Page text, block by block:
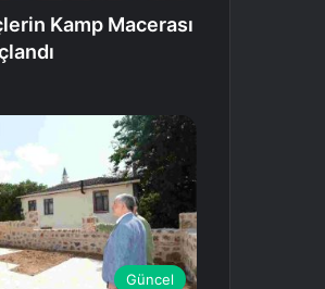
Kamp Macerası
Güncel